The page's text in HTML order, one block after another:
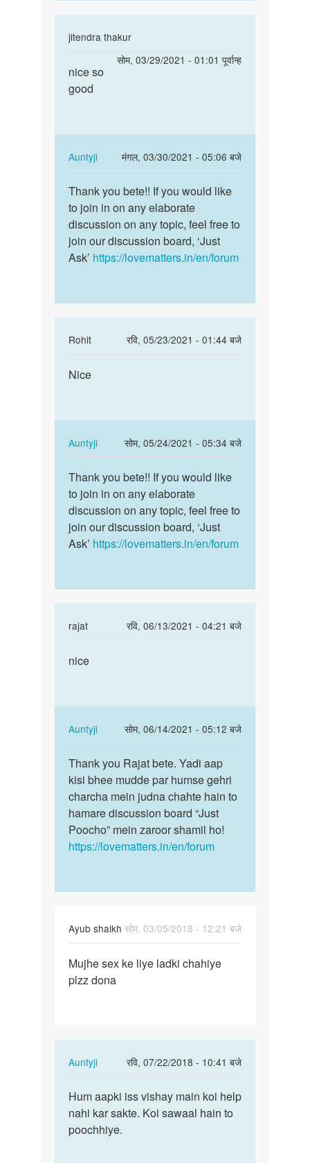
jitendra thakur
सोम, 03/29/2021 - 01:01 पूर्वान्ह
In
to
janvi
chodry
nice
so
nice so
good
Auntyji
मंगल, 03/30/2021 - 05:06 बजे
In
reply
to
nice
so
good
by
Thank
you
bete!!
If
you…
Thank you bete!! If you would like
to join in on any elaborate
discussion on any topic, feel free to
join our discussion board, ‘Just
Ask’ https://lovematters.in/en/forum
Rohit
रवि, 05/23/2021 - 01:44 बजे
In
to
by
janvi
chodry
Nice
Nice
Auntyji
सोम, 05/24/2021 - 05:34 बजे
In
reply
to
Nice
by
Rohit
Thank
you
bete!!
If
you…
Thank you bete!! If you would like
to join in on any elaborate
discussion on any topic, feel free to
join our discussion board, ‘Just
Ask’ https://lovematters.in/en/forum
rajat
रवि, 06/13/2021 - 04:21 बजे
In
to
by
janvi
chodry
nice
nice
Auntyji
सोम, 06/14/2021 - 05:12 बजे
In
reply
to
nice
by
rajat
Thank
you
Rajat
bete.
Yadi…
Thank you Rajat bete. Yadi aap
kisi bhee mudde par humse gehri
charcha mein judna chahte hain to
hamare discussion board “Just
Poocho” mein zaroor shamil ho!
https://lovematters.in/en/forum
Ayub shaikh सोम, 03/05/2018 - 12:21 बजे
Mujhe
sex
Mujhe sex ke liye ladki chahiye
plzz dona
Auntyji
रवि, 07/22/2018 - 10:41 बजे
In
to
Mujhe
sex
Hum
aapki
iss
Hum aapki iss vishay main koi help
nahi kar sakte. Koi sawaal hain to
poochhiye.